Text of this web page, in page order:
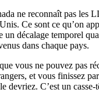
ne reconnaît pas les
Ce sont ce qu’on
un décalage temporel
dans chaque pays.
vous ne pouvez pas
et vous finissez
devriez. C’est un casse-